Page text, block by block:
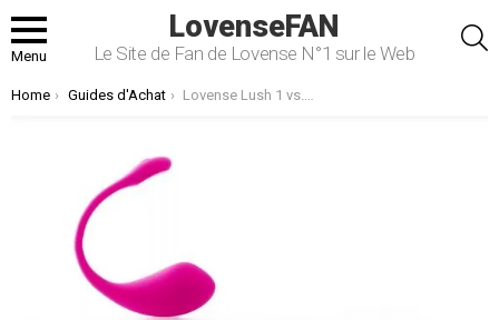
Menu
LovenseFAN
Le Site de Fan de Lovense N°1 sur le Web
You are here:
Home Guides d'Achat Lovense Lush 1 vs. Lush 2 : Choix évident ?